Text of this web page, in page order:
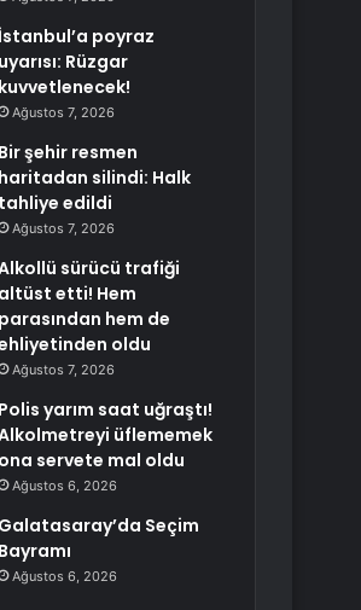
İstanbul’a poyraz
uyarısı: Rüzgar
kuvvetlenecek!
Ağustos 7, 2026
Bir şehir resmen
haritadan silindi: Halk
tahliye edildi
Ağustos 7, 2026
sürücü trafiği
altüst etti! Hem
parasından hem de
oldu
Ağustos 7, 2026
Polis yarım saat uğraştı!
üflememek
ona servete mal oldu
Ağustos 6, 2026
Galatasaray’da Seçim
Bayramı
Ağustos 6, 2026